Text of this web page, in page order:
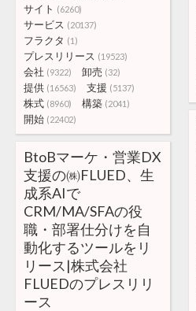
サイト (6260)
サービス (20137)
フラクタ (1)
プレスリリース (19523)
会社 (9322) 卸売 (32)
提供 (16563) 支援 (5137)
株式 (8960) 構築 (2041)
開始 (22402)
BtoBマーケ・営業DX
支援の㈱FLUED、生
成系AIで
CRM/MA/SFAの役
職・部署仕分けを自
動化するツールをリ
リース|株式会社
FLUEDのプレスリリ
ース